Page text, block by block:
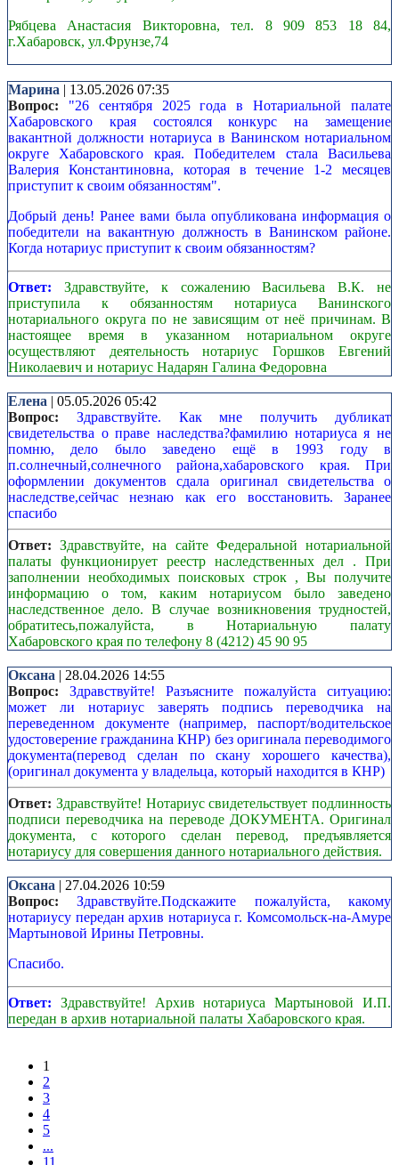
Рябцева Анастасия Викторовна, тел. 8 909 853 18 84,
г.Хабаровск, ул.Фрунзе,74
Марина | 13.05.2026 07:35
Вопрос: "26 сентября 2025 года в Нотариальной палате
Хабаровского края состоялся конкурс на замещение
вакантной должности нотариуса в Ванинском нотариальном
округе Хабаровского края. Победителем стала Васильева
Валерия Константиновна, которая в течение 1-2 месяцев
приступит к своим обязанностям".
Добрый день! Ранее вами была опубликована информация о
победители на вакантную должность в Ванинском районе.
Когда нотариус приступит к своим обязанностям?
Ответ: Здравствуйте, к сожалению Васильева В.К. не
приступила к обязанностям нотариуса Ванинского
нотариального округа по не зависящим от неё причинам. В
настоящее время в указанном нотариальном округе
осуществляют деятельность нотариус Горшков Евгений
Николаевич и нотариус Надарян Галина Федоровна
Елена | 05.05.2026 05:42
Вопрос: Здравствуйте. Как мне получить дубликат
свидетельства о праве наследства?фамилию нотариуса я не
помню, дело было заведено ещё в 1993 году в
п.солнечный,солнечного района,хабаровского края. При
оформлении документов сдала оригинал свидетельства о
наследстве,сейчас незнаю как его восстановить. Заранее
спасибо
Ответ:Здравствуйте, на сайте Федеральной нотариальной
палаты функционирует реестр наследственных дел . При
заполнении необходимых поисковых строк , Вы получите
информацию о том, каким нотариусом было заведено
наследственное дело. В случае возникновения трудностей,
обратитесь,пожалуйста, в Нотариальную палату
Хабаровского края по телефону 8 (4212) 45 90 95
Оксана | 28.04.2026 14:55
Вопрос: Здравствуйте! Разъясните пожалуйста ситуацию:
может ли нотариус заверять подпись переводчика на
переведенном документе (например, паспорт/водительское
удостоверение гражданина КНР) без оригинала переводимого
документа(перевод сделан по скану хорошего качества),
(оригинал документа у владельца, который находится в КНР)
Ответ: Здравствуйте! Нотариус свидетельствует подлинность
подписи переводчика на переводе ДОКУМЕНТА. Оригинал
документа, с которого сделан перевод, предъявляется
нотариусу для совершения данного нотариального действия.
Оксана | 27.04.2026 10:59
Вопрос:Здравствуйте.Подскажите пожалуйста, какому
нотариусу передан архив нотариуса г. Комсомольск-на-Амуре
Мартыновой Ирины Петровны.
Спасибо.
Ответ: Здравствуйте! Архив нотариуса Мартыновой И.П.
передан в архив нотариальной палаты Хабаровского края.
1
2
3
4
5
...
11